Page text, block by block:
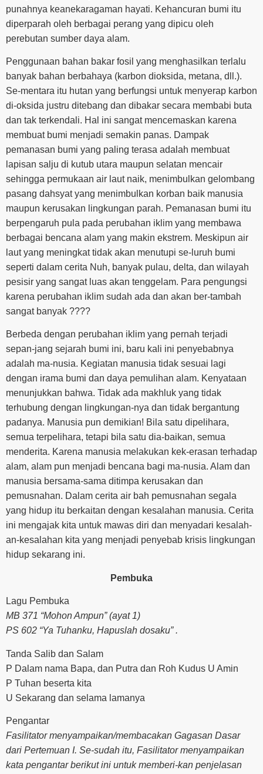
punahnya keanekaragaman hayati. Kehancuran bumi itu
diperparah oleh berbagai perang yang dipicu oleh
perebutan sumber daya alam.
Penggunaan bahan bakar fosil yang menghasilkan terlalu
banyak bahan berbahaya (karbon dioksida, metana, dll.).
Se-mentara itu hutan yang berfungsi untuk menyerap karbon
di-oksida justru ditebang dan dibakar secara membabi buta
dan tak terkendali. Hal ini sangat mencemaskan karena
membuat bumi menjadi semakin panas. Dampak
pemanasan bumi yang paling terasa adalah membuat
lapisan salju di kutub utara maupun selatan mencair
sehingga permukaan air laut naik, menimbulkan gelombang
pasang dahsyat yang menimbulkan korban baik manusia
maupun kerusakan lingkungan parah. Pemanasan bumi itu
berpengaruh pula pada perubahan iklim yang membawa
berbagai bencana alam yang makin ekstrem. Meskipun air
laut yang meningkat tidak akan menutupi se-luruh bumi
seperti dalam cerita Nuh, banyak pulau, delta, dan wilayah
pesisir yang sangat luas akan tenggelam. Para pengungsi
karena perubahan iklim sudah ada dan akan ber-tambah
sangat banyak ????
Berbeda dengan perubahan iklim yang pernah terjadi
sepan-jang sejarah bumi ini, baru kali ini penyebabnya
adalah ma-nusia. Kegiatan manusia tidak sesuai lagi
dengan irama bumi dan daya pemulihan alam. Kenyataan
menunjukkan bahwa. Tidak ada makhluk yang tidak
terhubung dengan lingkungan-nya dan tidak bergantung
padanya. Manusia pun demikian! Bila satu dipelihara,
semua terpelihara, tetapi bila satu dia-baikan, semua
menderita. Karena manusia melakukan kek-erasan terhadap
alam, alam pun menjadi bencana bagi ma-nusia. Alam dan
manusia bersama-sama ditimpa kerusakan dan
pemusnahan. Dalam cerita air bah pemusnahan segala
yang hidup itu berkaitan dengan kesalahan manusia. Cerita
ini mengajak kita untuk mawas diri dan menyadari kesalah-
an-kesalahan kita yang menjadi penyebab krisis lingkungan
hidup sekarang ini.
Pembuka
Lagu Pembuka
MB 371 “Mohon Ampun” (ayat 1)
PS 602 “Ya Tuhanku, Hapuslah dosaku” .
Tanda Salib dan Salam
P Dalam nama Bapa, dan Putra dan Roh Kudus U Amin
P Tuhan beserta kita
U Sekarang dan selama lamanya
Pengantar
Fasilitator menyampaikan/membacakan Gagasan Dasar
dari Pertemuan I. Se-sudah itu, Fasilitator menyampaikan
kata pengantar berikut ini untuk memberi-kan penjelasan